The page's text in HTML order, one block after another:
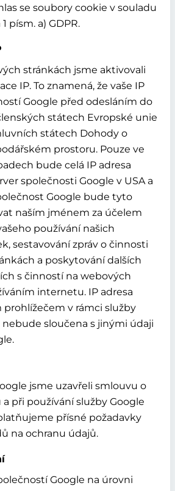
se soubory cookie v souladu
písm. a) GDPR.
stránkách jsme aktivovali
IP. To znamená, že vaše IP
Google před odesláním do
státech Evropské unie
státech Dohody o
prostoru. Pouze ve
bude celá IP adresa
společnosti Google v USA a
Google bude tyto
naším jménem za účelem
používání našich
sestavování zpráv o činnosti
a poskytování dalších
s činností na webových
internetu. IP adresa
prohlížečem v rámci služby
nebude sloučena s jinými údaji
jsme uzavřeli smlouvu o
při používání služby Google
přísné požadavky
na ochranu údajů.
Google na úrovni